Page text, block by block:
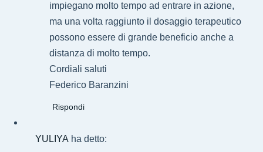
impiegano molto tempo ad entrare in azione,
ma una volta raggiunto il dosaggio terapeutico
possono essere di grande beneficio anche a
distanza di molto tempo.
Cordiali saluti
Federico Baranzini
Rispondi
YULIYA ha detto: